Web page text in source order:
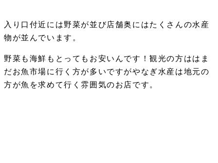
入り口付近には野菜が並び店舗奥にはたくさんの水産
物が並んでいます。
野菜も海鮮もとってもお安いんです！観光の方ははま
だお魚市場に行く方が多いですがやなぎ水産は地元の
方が魚を求めて行く雰囲気のお店です。